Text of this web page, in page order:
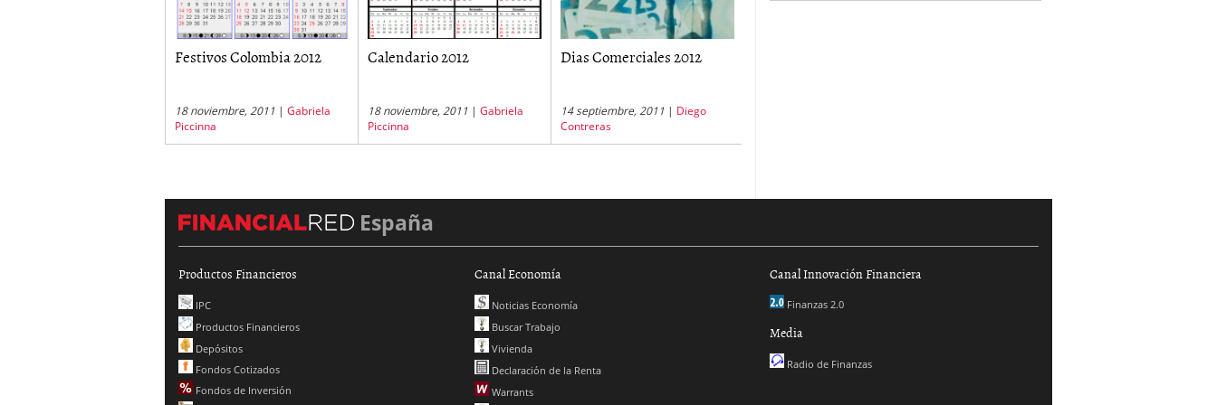
Festivos Colombia 2012
18 noviembre, 2011 | Gabriela
Piccinna
Calendario 2012
18 noviembre, 2011 | Gabriela
Piccinna
Dias Comerciales 2012
14 septiembre, 2011 | Diego
Contreras
España
Productos Financieros
IPC
Productos Financieros
Depósitos
Fondos Cotizados
Fondos de Inversión
Canal Economía
Noticias Economía
Buscar Trabajo
Vivienda
Declaración de la Renta
Warrants
Canal Innovación Financiera
Finanzas 2.0
Media
Radio de Finanzas